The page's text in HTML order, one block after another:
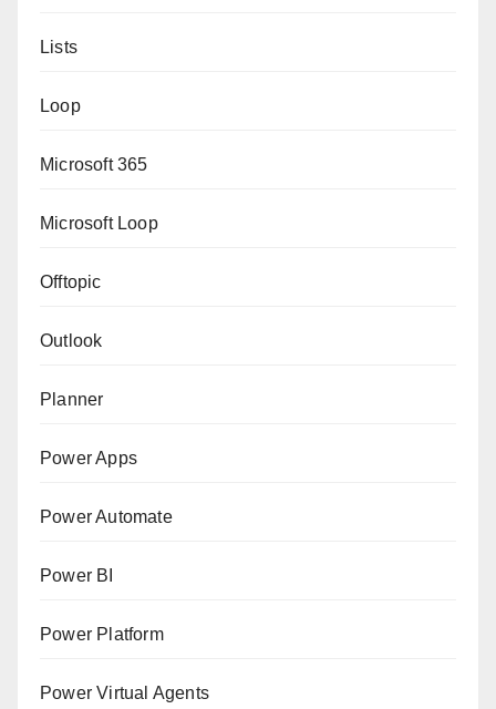
Lists
Loop
Microsoft 365
Microsoft Loop
Offtopic
Outlook
Planner
Power Apps
Power Automate
Power BI
Power Platform
Power Virtual Agents